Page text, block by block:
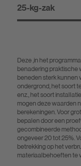
25-kg-zak
Deze ,in het
benadering praktische
beneden sterk kunnen
ondergrond, het soort
enz., het soort
mogen deze waarden
berekeningen. Voor
bepalen door een
gecombineerde
ongeveer 20 tot 25%.
betrekking op het
materiaalbehoeften te